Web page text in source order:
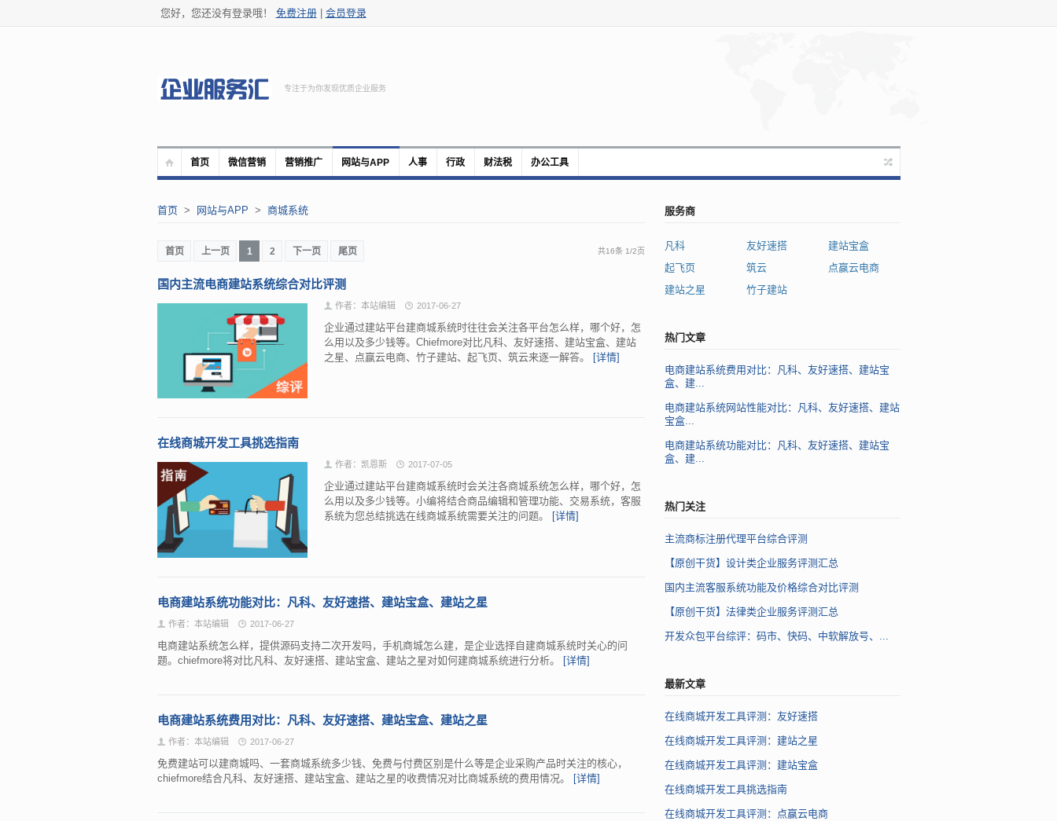
您好，您还没有登录哦！ 免费注册| 会员登录
专注于为你发现优质企业服务
首页 微信营销 营销推广 网站与APP 人事 行政 财法税 办公工具
首页> 网站与APP > 商城系统
首页 上一页 1 2 下一页 尾页 共16条 1/2页
国内主流电商建站系统综合对比评测
作者：本站编辑 2017-06-27
企业通过建站平台建商城系统时往往会关注各平台怎么样，哪个好，怎
么用以及多少钱等。Chiefmore对比凡科、友好速搭、建站宝盒、建站
之星、点赢云电商、竹子建站、起飞页、筑云来逐一解答。 [详情]
在线商城开发工具挑选指南
作者：凯恩斯 2017-07-05
企业通过建站平台建商城系统时会关注各商城系统怎么样，哪个好，怎
么用以及多少钱等。小编将结合商品编辑和管理功能、交易系统，客服
系统为您总结挑选在线商城系统需要关注的问题。
[详情]
电商建站系统功能对比：凡科、友好速搭、建站宝盒、建站之星
作者：本站编辑 2017-06-27
电商建站系统怎么样，提供源码支持二次开发吗，手机商城怎么建，是企业选择自建商城系统时关心的问
题。chiefmore将对比凡科、友好速搭、建站宝盒、建站之星对如何建商城系统进行分析。
[详情]
电商建站系统费用对比：凡科、友好速搭、建站宝盒、建站之星
作者：本站编辑 2017-06-27
免费建站可以建商城吗、一套商城系统多少钱、免费与付费区别是什么等是企业采购产品时关注的核心，
chiefmore结合凡科、友好速搭、建站宝盒、建站之星的收费情况对比商城系统的费用情况。
[详情]
服务商
凡科 友好速搭
建站宝盒
起飞页
筑云
点赢云电商
建站之星
竹子建站
热门文章
电商建站系统费用对比：凡科、友好速搭、建站宝
盒、建...
电商建站系统网站性能对比：凡科、友好速搭、建站
宝盒...
电商建站系统功能对比：凡科、友好速搭、建站宝
盒、建...
热门关注
主流商标注册代理平台综合评测
【原创干货】设计类企业服务评测汇总
国内主流客服系统功能及价格综合对比评测
【原创干货】法律类企业服务评测汇总
开发众包平台综评：码市、快码、中软解放号、...
最新文章
在线商城开发工具评测：友好速搭
在线商城开发工具评测：建站之星
在线商城开发工具评测：建站宝盒
在线商城开发工具挑选指南
在线商城开发工具评测：点赢云电商